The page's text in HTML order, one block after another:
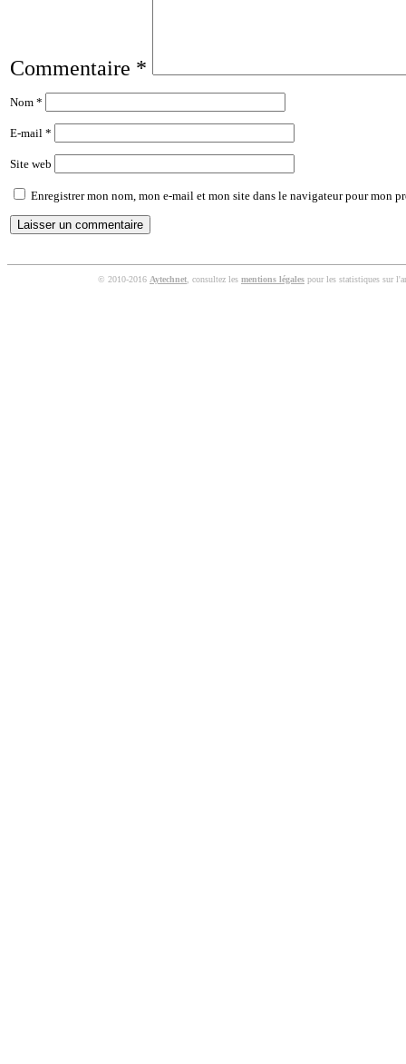
Commentaire *
Nom *
E-mail *
Site web
Enregistrer mon nom, mon e-mail et mon site dans le navigateur pour mon
© 2010-2016 Aytechnet , consultez les mentions légales pour les statistiques sur